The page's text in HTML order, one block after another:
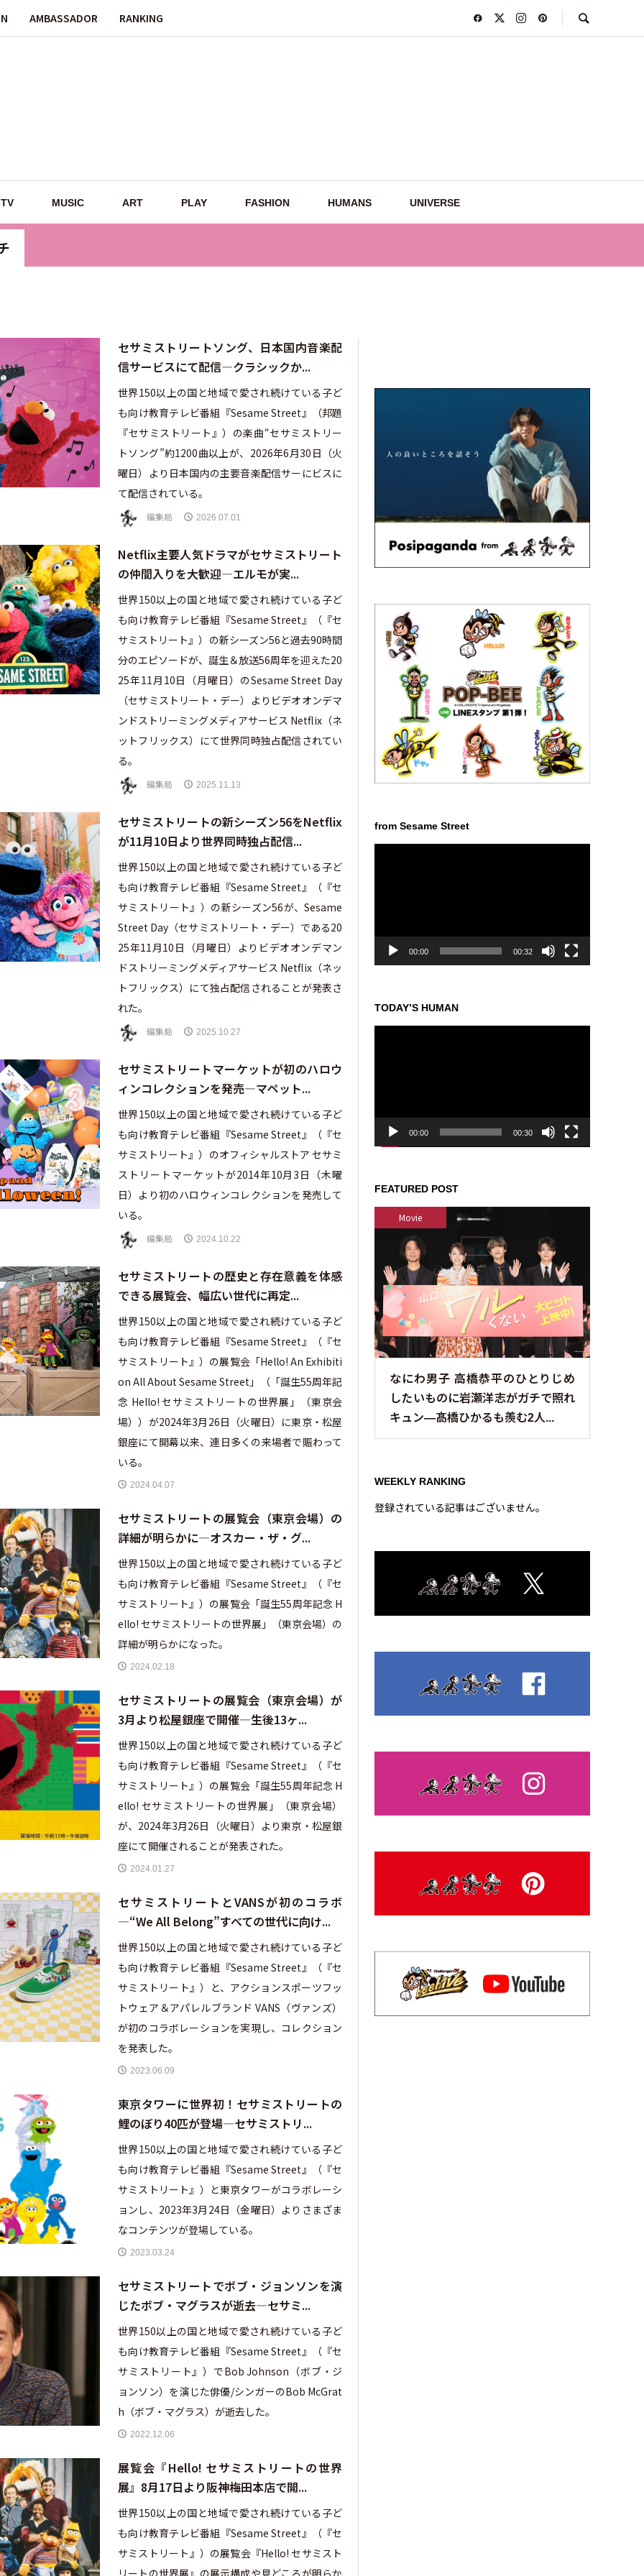
AMBASSADOR RANKING
TV MUSIC ART PLAY FASHION HUMANS UNIVERSE
セサミストリートソング、日本国内音楽配
信サービスにて配信—クラシックか...
世界150以上の国と地域で愛され続けている子ど
も向け教育テレビ番組『Sesame Street』（邦題
『セサミストリート』）の楽曲“セサミストリー
トソング”約1200曲以上が、2026年6月30日（火
曜日）より日本国内の主要音楽配信サーにビスに
て配信されている。
編集局 2026.07.01
Netflix主要人気ドラマがセサミストリート
の仲間入りを大歓迎—エルモが実...
世界150以上の国と地域で愛され続けている子ど
も向け教育テレビ番組『Sesame Street』（『セ
サミストリート』）の新シーズン56と過去90時間
分のエピソードが、誕生＆放送56周年を迎えた20
25年11月10日（月曜日）のSesame Street Day
（セサミストリート・デー）よりビデオオンデマ
ンドストリーミングメディアサービス Netflix（ネ
ットフリックス）にて世界同時独占配信されてい
る。
編集局 2025.11.13
セサミストリートの新シーズン56をNetflix
が11月10日より世界同時独占配信...
世界150以上の国と地域で愛され続けている子ど
も向け教育テレビ番組『Sesame Street』（『セ
サミストリート』）の新シーズン56が、Sesame
Street Day（セサミストリート・デー）である20
25年11月10日（月曜日）よりビデオオンデマン
ドストリーミングメディアサービス Netflix（ネッ
トフリックス）にて独占配信されることが発表さ
れた。
編集局 2025.10.27
セサミストリートマーケットが初のハロウ
ィンコレクションを発売—マペット...
世界150以上の国と地域で愛され続けている子ど
も向け教育テレビ番組『Sesame Street』（『セ
サミストリート』）のオフィシャルストア セサミ
ストリートマーケットが2014年10月3日（木曜
日）より初のハロウィンコレクションを発売して
いる。
編集局 2024.10.22
セサミストリートの歴史と存在意義を体感
できる展覧会、幅広い世代に再定...
世界150以上の国と地域で愛され続けている子ど
も向け教育テレビ番組『Sesame Street』（『セ
サミストリート』）の展覧会「Hello! An Exhibiti
on All About Sesame Street」（「誕生55周年記
念 Hello! セサミストリートの世界展」（東京会
場））が2024年3月26日（火曜日）に東京・松屋
銀座にて開幕以来、連日多くの来場者で賑わって
いる。
2024.04.07
セサミストリートの展覧会（東京会場）の
詳細が明らかに—オスカー・ザ・グ...
世界150以上の国と地域で愛され続けている子ど
も向け教育テレビ番組『Sesame Street』（『セ
サミストリート』）の展覧会「誕生55周年記念 H
ello! セサミストリートの世界展」（東京会場）の
詳細が明らかになった。
2024.02.18
セサミストリートの展覧会（東京会場）が
3月より松屋銀座で開催—生後13ヶ...
世界150以上の国と地域で愛され続けている子ど
も向け教育テレビ番組『Sesame Street』（『セ
サミストリート』）の展覧会「誕生55周年記念 H
ello! セサミストリートの世界展」（東京会場）
が、2024年3月26日（火曜日）より東京・松屋銀
座にて開催されることが発表された。
2024.01.27
セサミストリートとVANSが初のコラボ
—“We All Belong”すべての世代に向け...
世界150以上の国と地域で愛され続けている子ど
も向け教育テレビ番組『Sesame Street』（『セ
サミストリート』）と、アクションスポーツフッ
トウェア＆アパレルブランド VANS（ヴァンズ）
が初のコラボレーションを実現し、コレクション
を発表した。
2023.06.09
東京タワーに世界初！セサミストリートの
鯉のぼり40匹が登場—セサミストリ...
世界150以上の国と地域で愛され続けている子ど
も向け教育テレビ番組『Sesame Street』（『セ
サミストリート』）と東京タワーがコラボレーシ
ョンし、2023年3月24日（金曜日）よりさまざま
なコンテンツが登場している。
2023.03.24
セサミストリートでボブ・ジョンソンを演
じたボブ・マグラスが逝去—セサミ...
世界150以上の国と地域で愛され続けている子ど
も向け教育テレビ番組『Sesame Street』（『セ
サミストリート』）でBob Johnson（ボブ・ジ
ョンソン）を演じた俳優/シンガーのBob McGrat
h（ボブ・マグラス）が逝去した。
2022.12.06
展覧会『Hello! セサミストリートの世界
展』8月17日より阪神梅田本店で開...
世界150以上の国と地域で愛され続けている子ど
も向け教育テレビ番組『Sesame Street』（『セ
サミストリート』）の展覧会『Hello! セサミスト
リートの世界展』の展示構成や見どころが明らか
from Sesame Street
00:00 00:32
TODAY’S HUMAN
00:00 00:30
FEATURED POST
Movie
なにわ男子 高橋恭平のひとりじめ
したいものに岩瀬洋志がガチで照れ
キュン—髙橋ひかるも羨む2人...
WEEKLY RANKING
登録されている記事はございません。